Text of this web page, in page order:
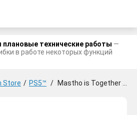
плановые технические работы —
в работе некоторых функций
Store / PS5™ / Mastho is Together PS4 and PS5